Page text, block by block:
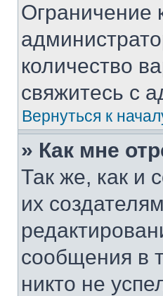
Ограничение
количество
свяжитесь с
Вернуться к
» Как мне
Так же, как и
их
сообщения в
никто не